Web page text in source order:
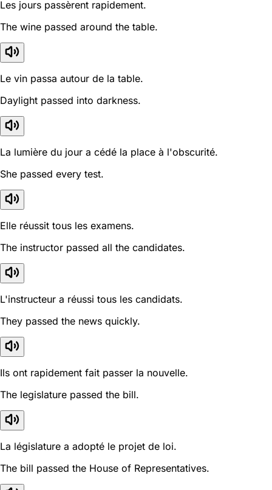
Les jours passèrent rapidement.
The wine passed around the table.
Le vin passa autour de la table.
Daylight passed into darkness.
La lumière du jour a cédé la place à l'obscurité.
She passed every test.
Elle réussit tous les examens.
The instructor passed all the candidates.
L'instructeur a réussi tous les candidats.
They passed the news quickly.
Ils ont rapidement fait passer la nouvelle.
The legislature passed the bill.
La législature a adopté le projet de loi.
The bill passed the House of Representatives.